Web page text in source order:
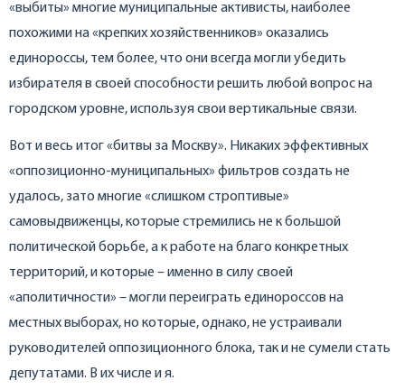
«выбиты» многие муниципальные активисты, наиболее
похожими на «крепких хозяйственников» оказались
единороссы, тем более, что они всегда могли убедить
избирателя в своей способности решить любой вопрос на
городском уровне, используя свои вертикальные связи.
Вот и весь итог «битвы за Москву». Никаких эффективных
«оппозиционно-муниципальных» фильтров создать не
удалось, зато многие «слишком строптивые»
самовыдвиженцы, которые стремились не к большой
политической борьбе, а к работе на благо конкретных
территорий, и которые – именно в силу своей
«аполитичности» – могли переиграть единороссов на
местных выборах, но которые, однако, не устраивали
руководителей оппозиционного блока, так и не сумели стать
депутатами. В их числе и я.